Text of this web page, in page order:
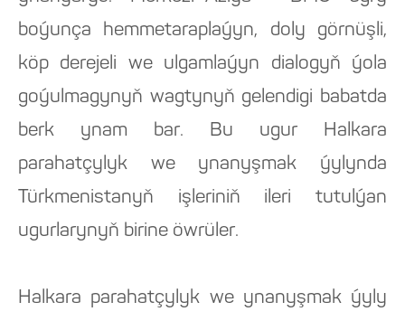
boýunça hemmetaraplaýyn, doly görnüşli,
köp derejeli we ulgamlaýyn dialogyň ýola
goýulmagynyň wagtynyň gelendigi babatda
berk ynam bar. Bu ugur Halkara
parahatçylyk we ynanyşmak ýylynda
Türkmenistanyň işleriniň ileri tutulýan
ugurlarynyň birine öwrüler.
Halkara parahatçylyk we ynanyşmak ýyly